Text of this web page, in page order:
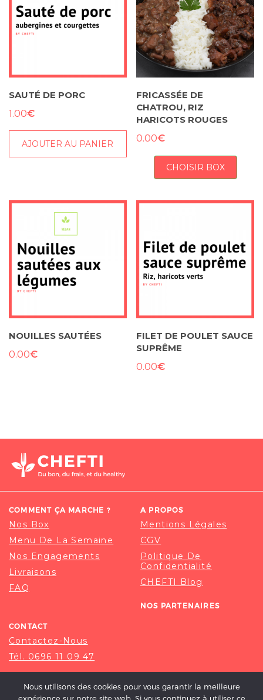
SAUTÉ DE PORC
1.00€
AJOUTER AU PANIER
FRICASSÉE DE
CHATROU, RIZ
HARICOTS ROUGES
0.00€
CHOISIR BOX
NOUILLES SAUTÉES
0.00€
FILET DE POULET SAUCE
SUPRÊME
0.00€
COMMENT ÇA MARCHE ?
Nos Box
Menu De La Semaine
Nos Engagements
Livraisons
FAQ
A PROPOS
Mentions Légales
CGV
Politique De
Confidentialité
CHEFTI Blog
NOS PARTENAIRES
CONTACT
Contactez-Nous
Tél. 0696 11 09 47
Nous utilisons des cookies pour vous garantir la meilleure